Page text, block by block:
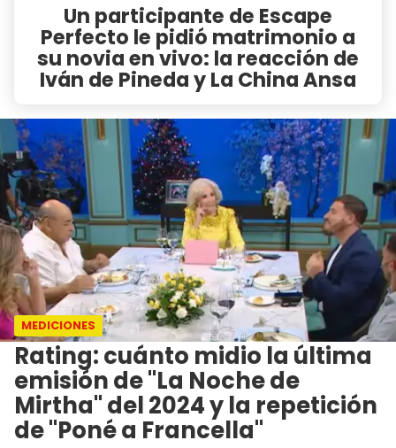
Un participante de Escape
Perfecto le pidió matrimonio a
su novia en vivo: la reacción de
Iván de Pineda y La China Ansa
MEDICIONES
Rating: cuánto midio la última
emisión de "La Noche de
Mirtha" del 2024 y la repetición
de "Poné a Francella"